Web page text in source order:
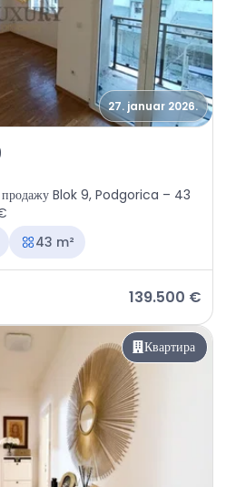
27. januar 2026.
Blok 9
продажу Blok 9, Podgorica – 43
43 m²
139.500 €
Квартира